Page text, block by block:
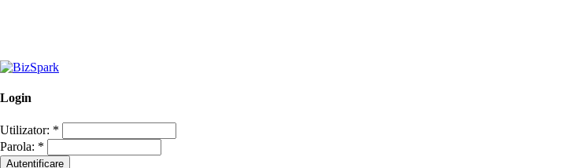
Login
Utilizator: *
Parola: *